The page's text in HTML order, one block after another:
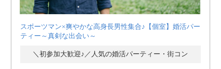
スポーツマン×爽やかな高身長男性集合♪【個室】婚活パー
ティー～真剣な出会い～
＼初参加大歓迎♪／人気の婚活パーティー・街コン